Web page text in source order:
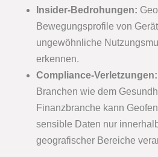
Insider-Bedrohungen:
Bewegungsprofile von
ungewöhnliche
erkennen.
Compliance-Verletzungen:
Branchen wie dem
Finanzbranche kann
sensible Daten nur
geografischer Bereiche